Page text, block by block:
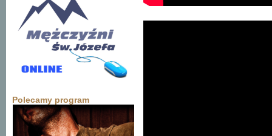
Polecamy program